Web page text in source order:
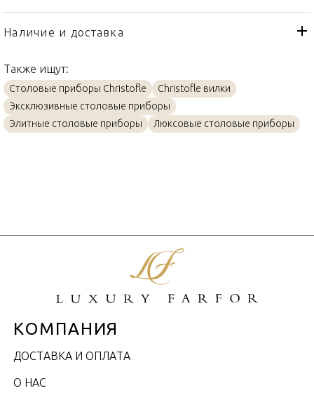
Тип товара
Вилка
Бренд
Страна производителя
Материал
Посеребрение
Объем / Размер
18см
Наличие и доставка
Также ищут:
Столовые приборы Christofle
Christofle вилки
Эксклюзивные столовые приборы
Элитные столовые приборы
Люксовые столовые приборы
КОМПАНИЯ
ДОСТАВКА И ОПЛАТА
О НАС